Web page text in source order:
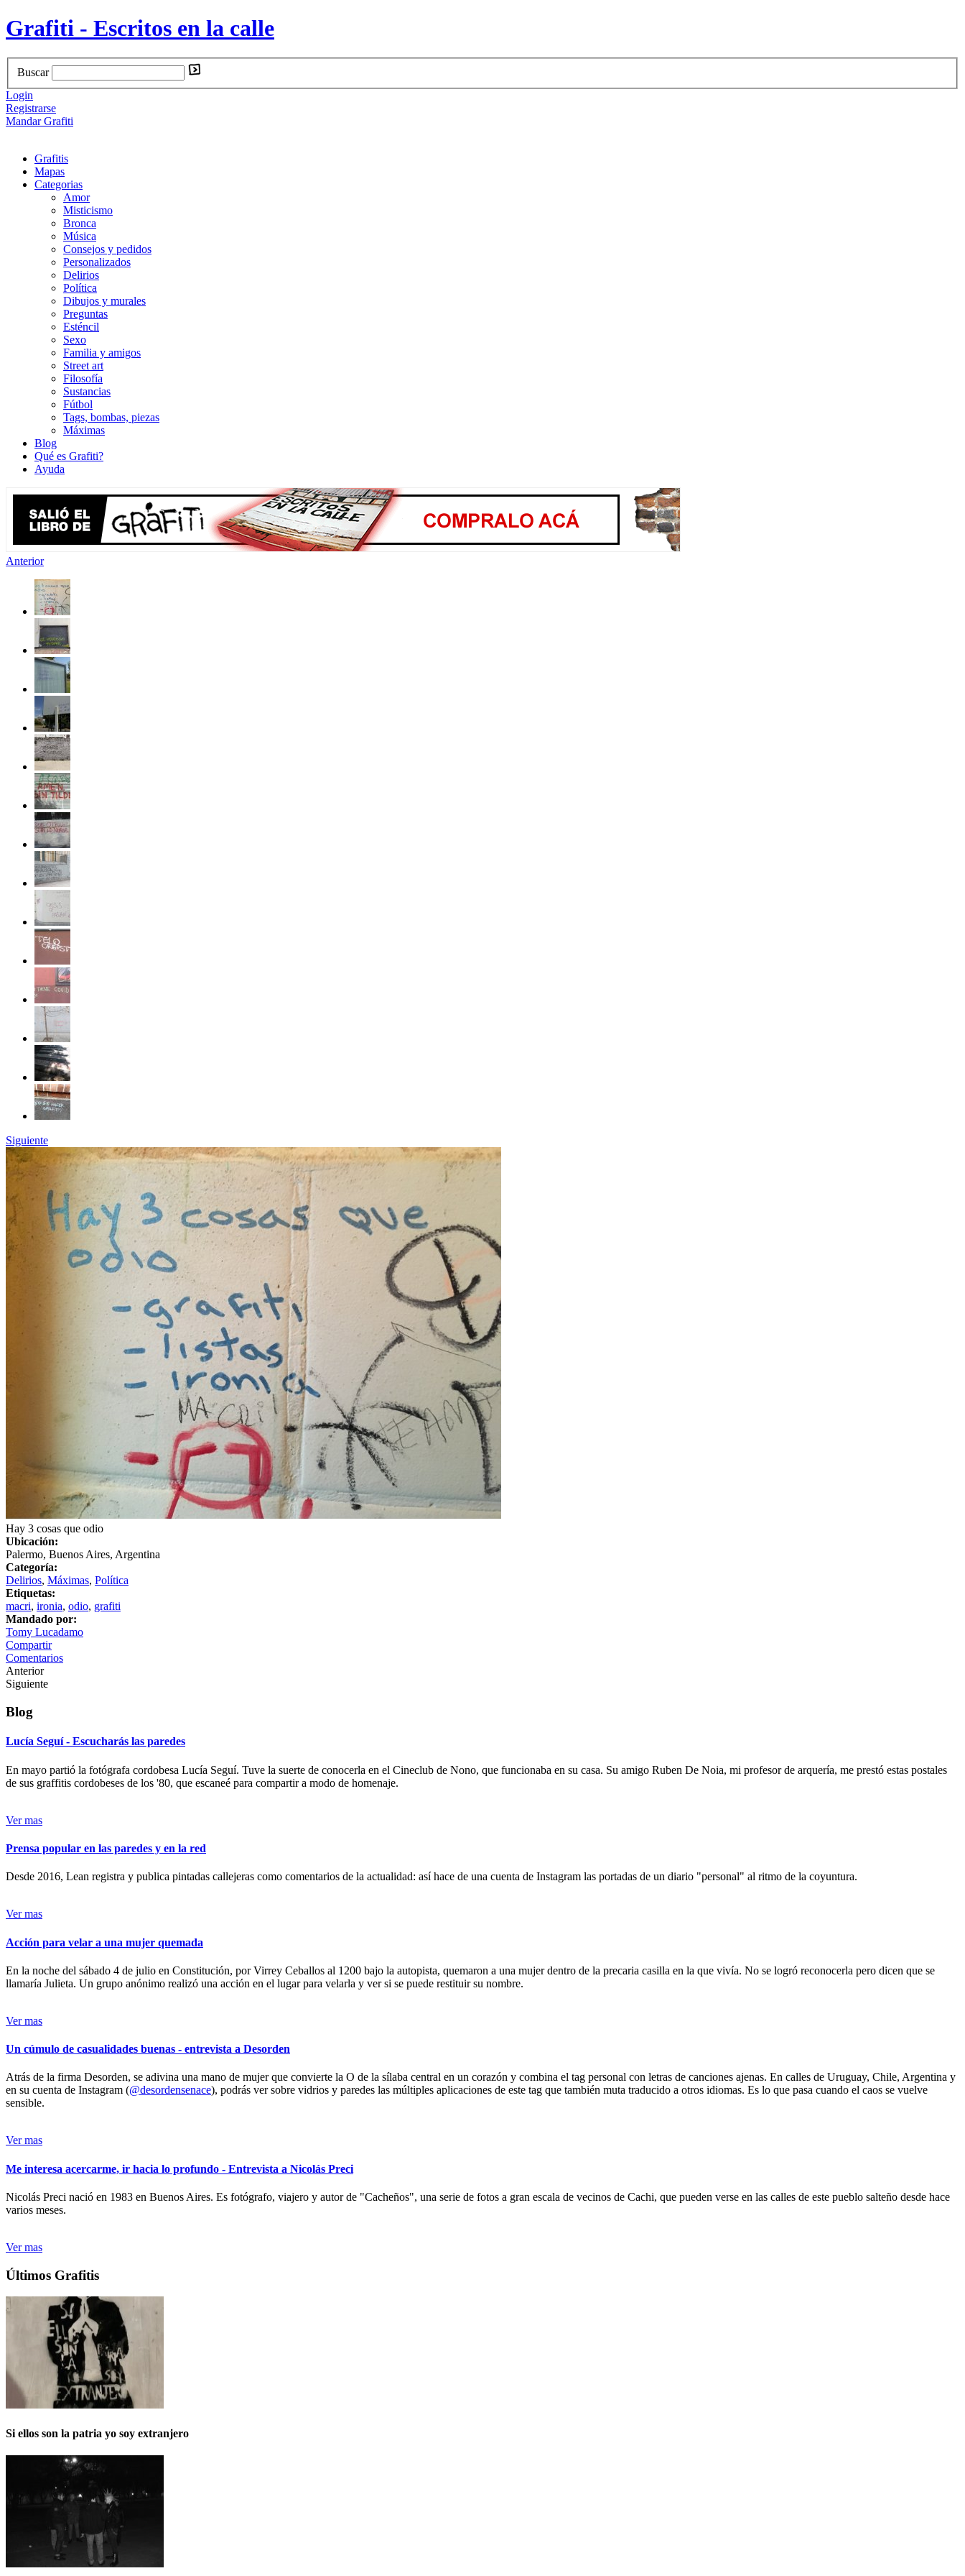
Grafiti - Escritos en la calle
Buscar
Login
Registrarse
Mandar Grafiti
Grafitis
Mapas
Categorias
Amor
Misticismo
Bronca
Música
Consejos y pedidos
Personalizados
Delirios
Política
Dibujos y murales
Preguntas
Esténcil
Sexo
Familia y amigos
Street art
Filosofía
Sustancias
Fútbol
Tags, bombas, piezas
Máximas
Blog
Qué es Grafiti?
Ayuda
Anterior
Siguiente
Hay 3 cosas que odio
Ubicación:
Palermo, Buenos Aires, Argentina
Categoría:
Delirios, Máximas, Política
Etiquetas:
macri, ironia, odio, grafiti
Mandado por:
Tomy Lucadamo
Compartir
Comentarios
Anterior
Siguiente
Blog
Lucía Seguí - Escucharás las paredes
En mayo partió la fotógrafa cordobesa Lucía Seguí. Tuve la suerte de conocerla en el Cineclub de Nono, que funcionaba en su casa. Su amigo Ruben De Noia, mi profesor de arquería, me prestó estas postales
de sus graffitis cordobeses de los '80, que escaneé para compartir a modo de homenaje.
Ver mas
Prensa popular en las paredes y en la red
Desde 2016, Lean registra y publica pintadas callejeras como comentarios de la actualidad: así hace de una cuenta de Instagram las portadas de un diario "personal" al ritmo de la coyuntura.
Ver mas
Acción para velar a una mujer quemada
En la noche del sábado 4 de julio en Constitución, por Virrey Ceballos al 1200 bajo la autopista, quemaron a una mujer dentro de la precaria casilla en la que vivía. No se logró reconocerla pero dicen que se
llamaría Julieta. Un grupo anónimo realizó una acción en el lugar para velarla y ver si se puede restituir su nombre.
Ver mas
Un cúmulo de casualidades buenas - entrevista a Desorden
Atrás de la firma Desorden, se adivina una mano de mujer que convierte la O de la sílaba central en un corazón y combina el tag personal con letras de canciones ajenas. En calles de Uruguay, Chile, Argentina y
en su cuenta de Instagram (@desordensenace), podrás ver sobre vidrios y paredes las múltiples aplicaciones de este tag que también muta traducido a otros idiomas. Es lo que pasa cuando el caos se vuelve
sensible.
Ver mas
Me interesa acercarme, ir hacia lo profundo - Entrevista a Nicolás Preci
Nicolás Preci nació en 1983 en Buenos Aires. Es fotógrafo, viajero y autor de "Cacheños", una serie de fotos a gran escala de vecinos de Cachi, que pueden verse en las calles de este pueblo salteño desde hace
varios meses.
Ver mas
Últimos Grafitis
Si ellos son la patria yo soy extranjero